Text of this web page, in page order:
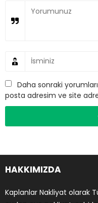
Daha sonraki
posta adresim ve site
HAKKIMIZDA
Kaplanlar Nakliyat olarak